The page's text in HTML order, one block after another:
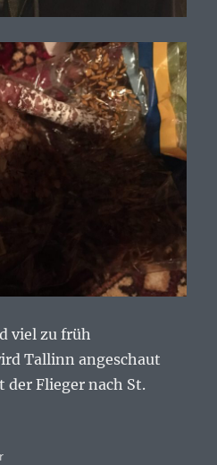
viel zu früh
Tallinn angeschaut
der Flieger nach St.
zu